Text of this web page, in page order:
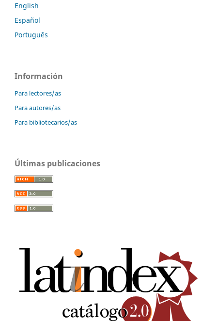
English
Español
Português
Información
Para lectores/as
Para autores/as
Para bibliotecarios/as
Últimas publicaciones